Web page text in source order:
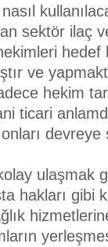
sektör ilaç
ve
hekim
ticari
devreye
ulaşmak
hakları gibi